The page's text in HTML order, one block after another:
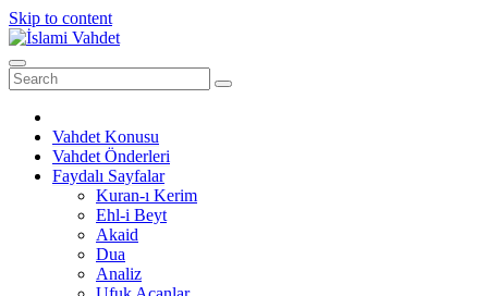
Skip to content
Vahdet Konusu
Vahdet Önderleri
Faydalı Sayfalar
Kuran-ı Kerim
Ehl-i Beyt
Akaid
Dua
Analiz